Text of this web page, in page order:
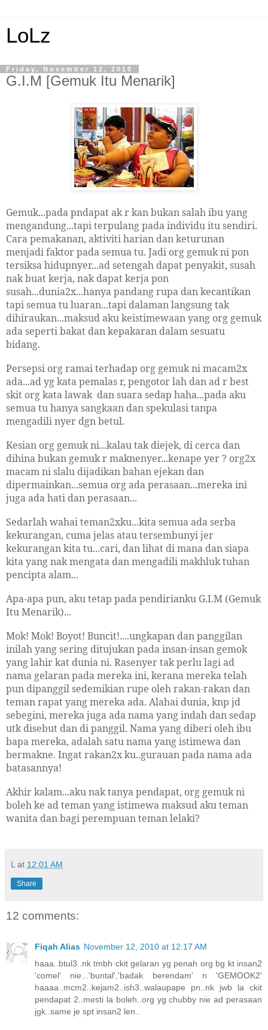
LoLz
Friday, November 12, 2010
G.I.M [Gemuk Itu Menarik]
Gemuk...pada pndapat ak r kan bukan salah ibu yang
mengandung...tapi terpulang pada individu itu sendiri.
Cara pemakanan, aktiviti harian dan keturunan
menjadi faktor pada semua tu. Jadi org gemuk ni pon
tersiksa hidupnyer...ad setengah dapat penyakit, susah
nak buat kerja, nak dapat kerja pon
susah...dunia2x...hanya pandang rupa dan kecantikan
tapi semua tu luaran...tapi dalaman langsung tak
dihiraukan...maksud aku keistimewaan yang org gemuk
ada seperti bakat dan kepakaran dalam sesuatu
bidang.
Persepsi org ramai terhadap org gemuk ni macam2x
ada...ad yg kata pemalas r, pengotor lah dan ad r best
skit org kata lawak dan suara sedap haha...pada aku
semua tu hanya sangkaan dan spekulasi tanpa
mengadili nyer dgn betul.
Kesian org gemuk ni...kalau tak diejek, di cerca dan
dihina bukan gemuk r maknenyer...kenape yer ? org2x
macam ni slalu dijadikan bahan ejekan dan
dipermainkan...semua org ada perasaan...mereka ini
juga ada hati dan perasaan...
Sedarlah wahai teman2xku...kita semua ada serba
kekurangan, cuma jelas atau tersembunyi jer
kekurangan kita tu...cari, dan lihat di mana dan siapa
kita yang nak mengata dan mengadili makhluk tuhan
pencipta alam...
Apa-apa pun, aku tetap pada pendirianku G.I.M (Gemuk
Itu Menarik)...
Mok! Mok! Boyot! Buncit!....ungkapan dan panggilan
inilah yang sering ditujukan pada insan-insan gemok
yang lahir kat dunia ni. Rasenyer tak perlu lagi ad
nama gelaran pada mereka ini, kerana mereka telah
pun dipanggil sedemikian rupe oleh rakan-rakan dan
teman rapat yang mereka ada. Alahai dunia, knp jd
sebegini, mereka juga ada nama yang indah dan sedap
utk disebut dan di panggil. Nama yang diberi oleh ibu
bapa mereka, adalah satu nama yang istimewa dan
bermakne. Ingat rakan2x ku..gurauan pada nama ada
batasannya!
Akhir kalam...aku nak tanya pendapat, org gemuk ni
boleh ke ad teman yang istimewa maksud aku teman
wanita dan bagi perempuan teman lelaki?
L at 12:01 AM
Share
12 comments:
Fiqah Alias November 12, 2010 at 12:17 AM
haaa..btul3..nk tmbh ckit gelaran yg penah org bg kt insan2
'comel' nie...'buntal','badak berendam' n 'GEMOOK2'
haaaa..mcm2..kejam2..ish3..walaupape pn..nk jwb la ckit
pendapat 2..mesti la boleh..org yg chubby nie ad perasaan
jgk..same je spt insan2 len..